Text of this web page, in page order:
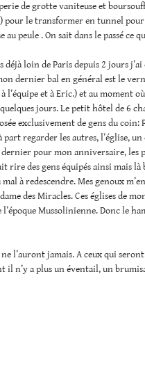
de grotte vaniteuse et
le transformer en tunnel pour
peule . On sait dans le passé ce
déjà loin de Paris depuis 2 jours
dernier bal en général est le
l’équipe et à Eric.) et au moment
jours. Le petit hôtel de 6
exclusivement de gens du coin:
part regarder les autres, l’église,
dernier pour mon anniversaire, les
rire des gens équipés ainsi mais
à redescendre. Mes genoux
des Miracles. Ces églises de
Mussolinienne. Donc le
ne l’auront jamais. A ceux qui
il n’y a plus un éventail, un